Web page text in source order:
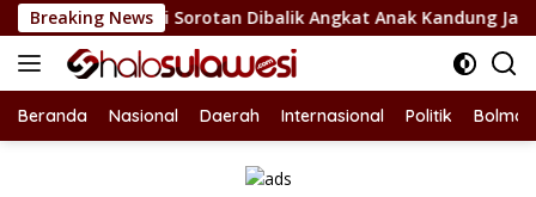
Langsung
ke
konten
Breaking News
Jadi Sorotan Dibalik Angkat Anak Kandung Jadi Honor
Beranda Nasional Daerah Internasional Politik